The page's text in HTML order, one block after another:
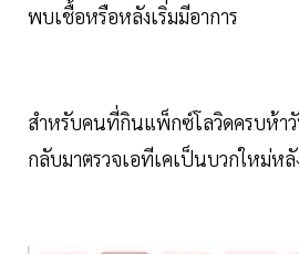
พบเชื้อหรือหลังเริ่มมีอาการ
สำหรับคนที่กินแพ็กซ์โลวิดครบห้า
กลับมาตรวจเอทีเคเป็นบวกใหม่ห